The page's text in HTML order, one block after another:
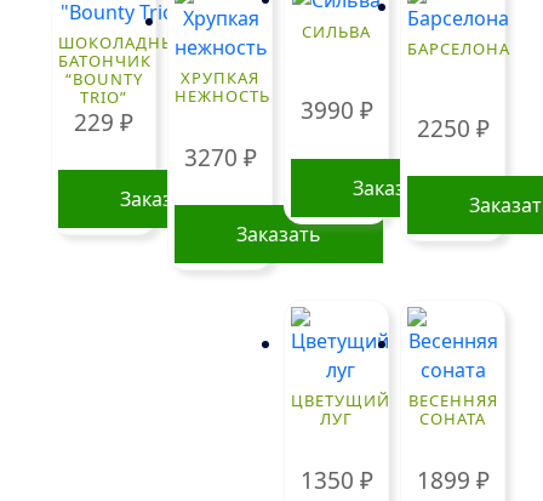
ШОКОЛАДНЫЙ
БАТОНЧИК
“BOUNTY
TRIO”
229₽
Заказать
ХРУПКАЯ
НЕЖНОСТЬ
3270 ₽
Заказать
СИЛЬВА
3990 ₽
Заказать
БАРСЕЛОНА
2250 ₽
ЦВЕТУЩИЙ
ЛУГ
1350 ₽
ВЕСЕННЯЯ
СОНАТА
1899 ₽